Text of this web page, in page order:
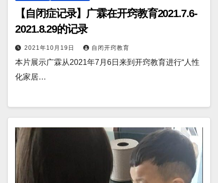
【自闭症记录】广霖在开窍教育2021.7.6-
2021.8.29的记录
2021年10月19日 自闭开窍教育
本片展示广霖从2021年7月6日来到开窍教育进行“人性
化家居…